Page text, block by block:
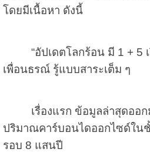
โดยมีเนื้อหา ดังนี้
“อัปเดตโลกร้อน มี 1 + 5
เพื่อนธรณ์ รู้แบบสาระเต็ม ๆ
เรื่องแรก ข้อมูลล่าสุดออ
ปริมาณคาร์บอนไดออกไซด์ใน
รอบ 8 แสนปี